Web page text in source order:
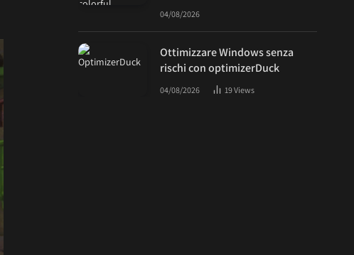
04/08/2026
Ottimizzare Windows senza
rischi con optimizerDuck
04/08/2026 19Views